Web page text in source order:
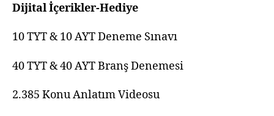
Dijital İçerikler-Hediye
10 TYT & 10 AYT Deneme Sınavı
40 TYT & 40 AYT Branş Denemesi
2.385 Konu Anlatım Videosu